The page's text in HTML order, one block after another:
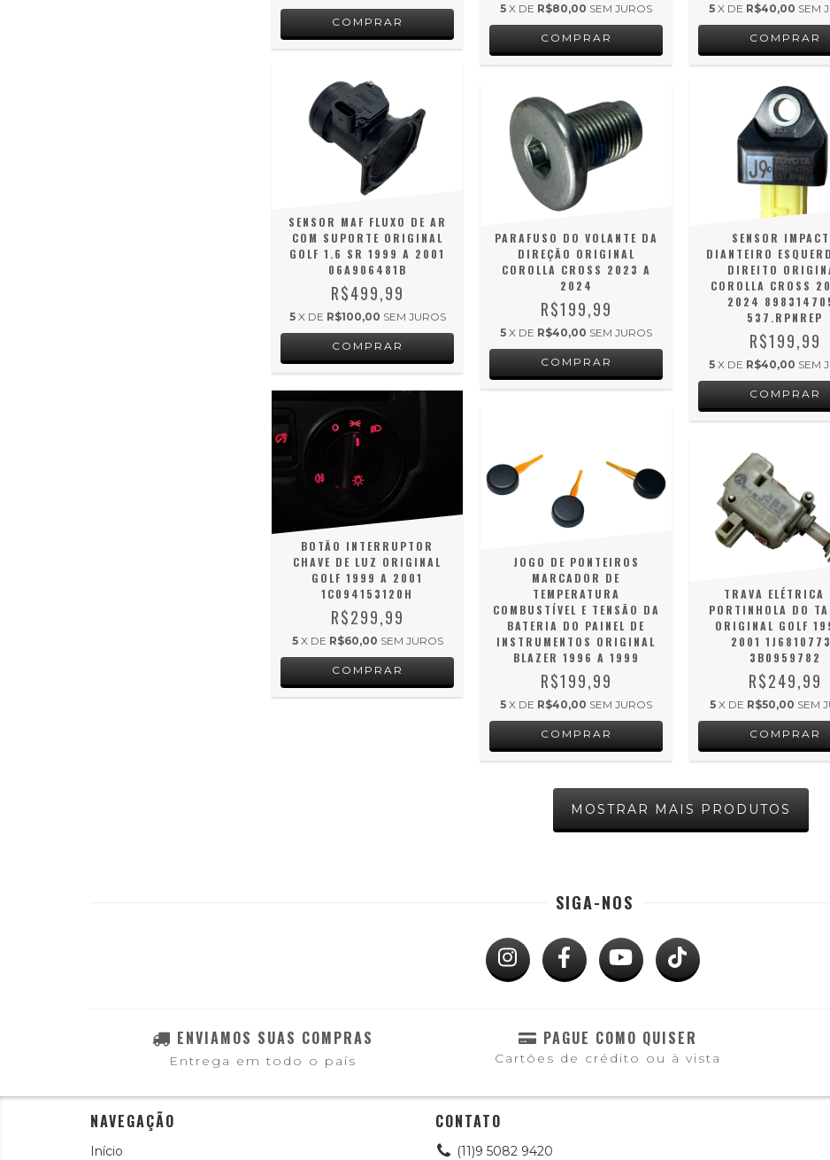
5 X DE R$80,00 SEM JUROS 5 X DE R$40,00 SEM
SENSOR MAF FLUXO DE AR
COM SUPORTE ORIGINAL
GOLF 1.6 SR 1999 A 2001
06A906481B
R$499,99
5 X DE R$100,00 SEM JUROS
PARAFUSO DO VOLANTE DA
DIREÇÃO ORIGINAL
COROLLA CROSS 2023 A
2024
R$199,99
5 X DE R$40,00 SEM JUROS
SENSOR
DIANTEIRO
DIREITO
COROLLA CROSS
2024
537.RPNREP
R$199,99
5 X DE R$40,00 SEM
BOTÃO INTERRUPTOR
CHAVE DE LUZ ORIGINAL
GOLF 1999 A 2001
1C094153120H
R$299,99
5 X DE R$60,00 SEM JUROS
JOGO DE PONTEIROS
MARCADOR DE
TEMPERATURA
COMBUSTÍVEL E TENSÃO DA
BATERIA DO PAINEL DE
INSTRUMENTOS ORIGINAL
BLAZER 1996 A 1999
R$199,99
5 X DE R$40,00 SEM JUROS
TRAVA ELÉTRICA
PORTINHOLA DO
ORIGINAL GOLF
2001
3B0959782
R$249,99
5 X DE R$50,00 SEM
MOSTRAR MAIS PRODUTOS
SIGA-NOS
ENVIAMOS SUAS COMPRAS
Entrega em todo o país
PAGUE COMO QUISER
Cartões de crédito ou à vista
NAVEGAÇÃO
Início
CONTATO
(11)9 5082 9420